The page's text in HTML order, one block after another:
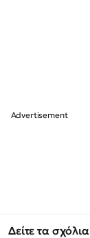
Δείτε τα σχόλια